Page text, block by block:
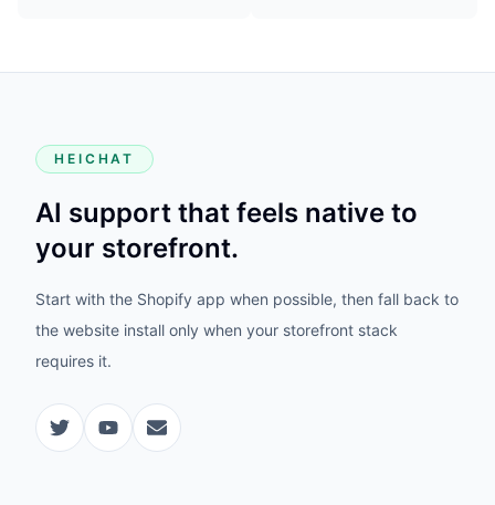
HEICHAT
AI support that feels native to
your storefront.
Start with the Shopify app when possible, then fall back to
the website install only when your storefront stack
requires it.